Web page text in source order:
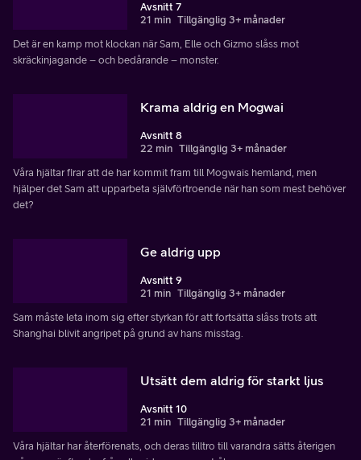
Avsnitt 7
21 min Tillgänglig 3+ månader
Det är en kamp mot klockan när Sam, Elle och Gizmo slåss mot
skräckinjagande – och bedårande – monster.
Krama aldrig en Mogwai
Avsnitt 8
22 min Tillgänglig 3+ månader
Våra hjältar firar att de har kommit fram till Mogwais hemland, men
hjälper det Sam att upparbeta självförtroende när han som mest behöver
det?
Ge aldrig upp
Avsnitt 9
21 min Tillgänglig 3+ månader
Sam måste leta inom sig efter styrkan för att fortsätta slåss trots att
Shanghai blivit angripet på grund av hans misstag.
Utsätt dem aldrig för starkt ljus
Avsnitt 10
21 min Tillgänglig 3+ månader
Våra hjältar har återförenats, och deras tilltro till varandra sätts återigen